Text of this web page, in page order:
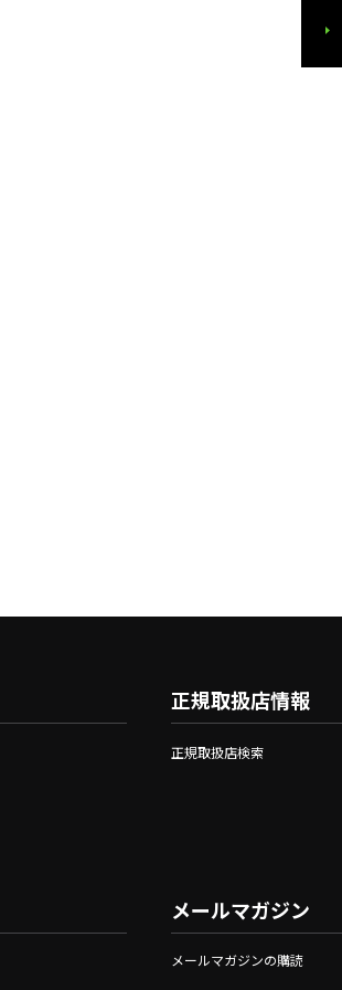
正規取扱店情報
正規取扱店検索
メールマガジン
メールマガジンの購読